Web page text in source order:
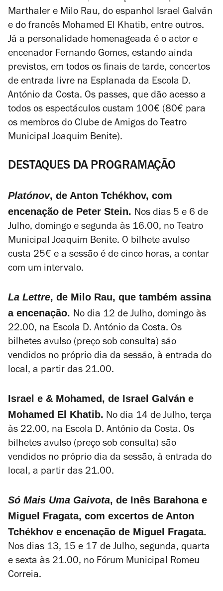
Marthaler e Milo Rau, do espanhol Israel Galván
e do francês Mohamed El Khatib, entre outros.
Já a personalidade homenageada é o actor e
encenador Fernando Gomes, estando ainda
previstos, em todos os finais de tarde, concertos
de entrada livre na Esplanada da Escola D.
António da Costa. Os passes, que dão acesso a
todos os espectáculos custam 100€ (80€ para
os membros do Clube de Amigos do Teatro
Municipal Joaquim Benite).
DESTAQUES DA PROGRAMAÇÃO
Platónov, de Anton Tchékhov, com
encenação de Peter Stein. Nos dias 5 e 6 de
Julho, domingo e segunda às 16.00, no Teatro
Municipal Joaquim Benite. O bilhete avulso
custa 25€ e a sessão é de cinco horas, a contar
com um intervalo.
La Lettre, de Milo Rau, que também assina
a encenação. No dia 12 de Julho, domingo às
22.00, na Escola D. António da Costa. Os
bilhetes avulso (preço sob consulta) são
vendidos no próprio dia da sessão, à entrada do
local, a partir das 21.00.
Israel e & Mohamed, de Israel Galván e
Mohamed El Khatib. No dia 14 de Julho, terça
às 22.00, na Escola D. António da Costa. Os
bilhetes avulso (preço sob consulta) são
vendidos no próprio dia da sessão, à entrada do
local, a partir das 21.00.
Só Mais Uma Gaivota, de Inês Barahona e
Miguel Fragata, com excertos de Anton
Tchékhov e encenação de Miguel Fragata.
Nos dias 13, 15 e 17 de Julho, segunda, quarta
e sexta às 21.00, no Fórum Municipal Romeu
Correia.